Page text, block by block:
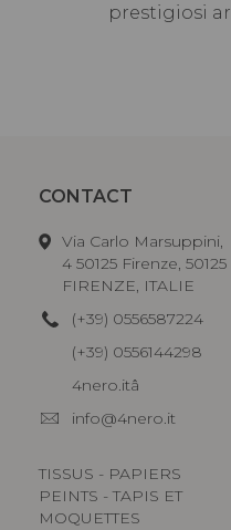
prestigiosi
CONTACT
Via Carlo Marsuppini,
4 50125 Firenze, 50125
FIRENZE, ITALIE
(+39) 0556587224
(+39) 0556144298
4nero.itâ
info@4nero.it
TISSUS - PAPIERS
PEINTS - TAPIS ET
MOQUETTES